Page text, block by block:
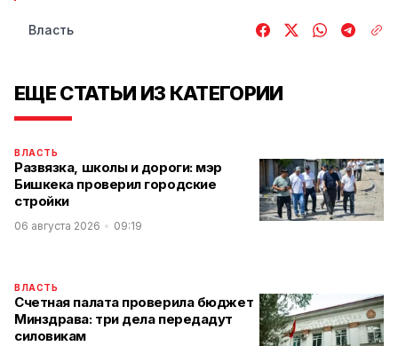
Власть
ЕЩЕ СТАТЬИ ИЗ КАТЕГОРИИ
ВЛАСТЬ
Развязка, школы и дороги: мэр
Бишкека проверил городские
стройки
06 августа 2026 09:19
ВЛАСТЬ
Счетная палата проверила бюджет
Минздрава: три дела передадут
силовикам